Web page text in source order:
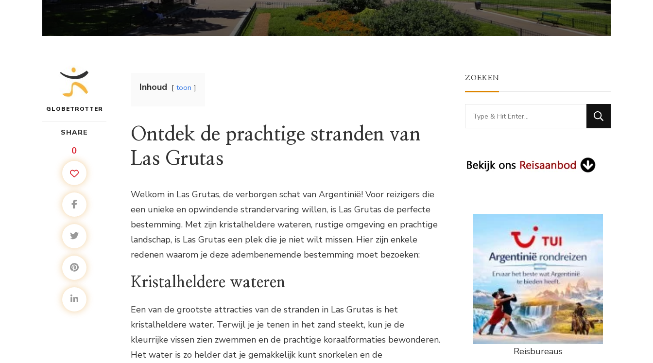
GLOBETROTTER
SHARE
0
Inhoud toon
Ontdek de prachtige stranden van
Las Grutas
Welkom in Las Grutas, de verborgen schat van Argentinië! Voor reizigers die
een unieke en opwindende strandervaring willen, is Las Grutas de perfecte
bestemming. Met zijn kristalheldere wateren, rustige omgeving en prachtige
landschap, is Las Grutas een plek die je niet wilt missen. Hier zijn enkele
redenen waarom je deze adembenemende bestemming moet bezoeken:
Kristalheldere wateren
Een van de grootste attracties van de stranden in Las Grutas is het
kristalheldere water. Terwijl je je tenen in het zand steekt, kun je de
kleurrijke vissen zien zwemmen en de prachtige koraalformaties bewonderen.
Het water is zo helder dat je gemakkelijk kunt snorkelen en de
ZOEKEN
Looking
for
Reisbureaus